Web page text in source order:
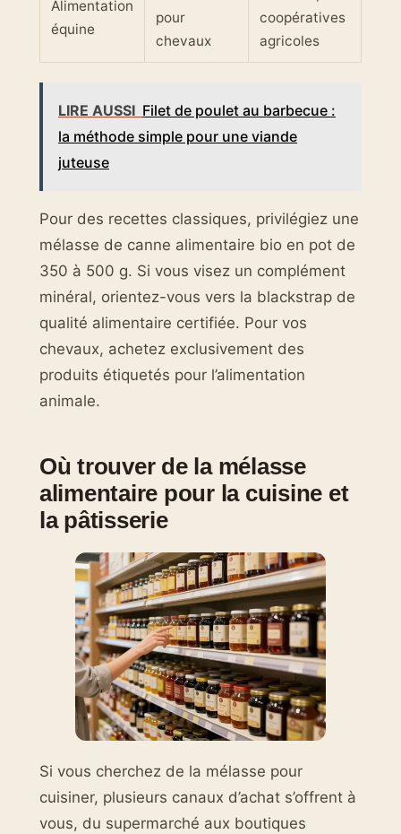
Alimentation
équine
pour
chevaux
coopératives
agricoles
LIRE AUSSI Filet de poulet au barbecue :
la méthode simple pour une viande
juteuse
Pour des recettes classiques, privilégiez une
mélasse de canne alimentaire bio en pot de
350 à 500 g. Si vous visez un complément
minéral, orientez-vous vers la blackstrap de
qualité alimentaire certifiée. Pour vos
chevaux, achetez exclusivement des
produits étiquetés pour l’alimentation
animale.
Où trouver de la mélasse
alimentaire pour la cuisine et
la pâtisserie
Si vous cherchez de la mélasse pour
cuisiner, plusieurs canaux d’achat s’offrent à
vous, du supermarché aux boutiques